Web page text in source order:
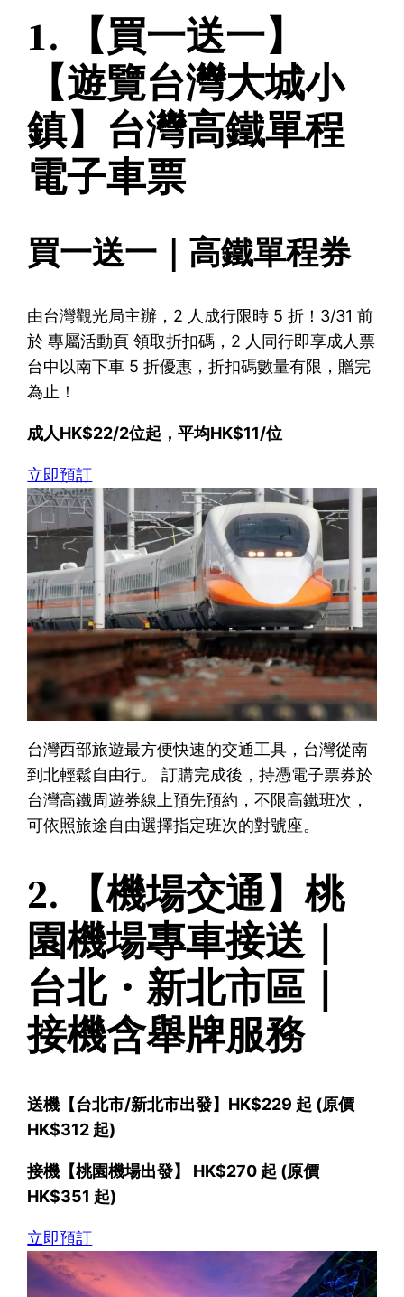
1. 【買一送一】
【遊覽台灣大城小
鎮】台灣高鐵單程
電子車票
買一送一｜高鐵單程券
由台灣觀光局主辦，2 人成行限時 5 折！3/31 前
於 專屬活動頁 領取折扣碼，2 人同行即享成人票
台中以南下車 5 折優惠，折扣碼數量有限，贈完
為止！
成人HK$22/2位起，平均HK$11/位
立即預訂
台灣西部旅遊最方便快速的交通工具，台灣從南
到北輕鬆自由行。 訂購完成後，持憑電子票券於
台灣高鐵周遊券線上預先預約，不限高鐵班次，
可依照旅途自由選擇指定班次的對號座。
2. 【機場交通】桃
園機場專車接送｜
台北・新北市區｜
接機含舉牌服務
送機【台北市/新北市出發】HK$229 起 (原價
HK$312 起)
接機【桃園機場出發】 HK$270 起 (原價
HK$351 起)
立即預訂